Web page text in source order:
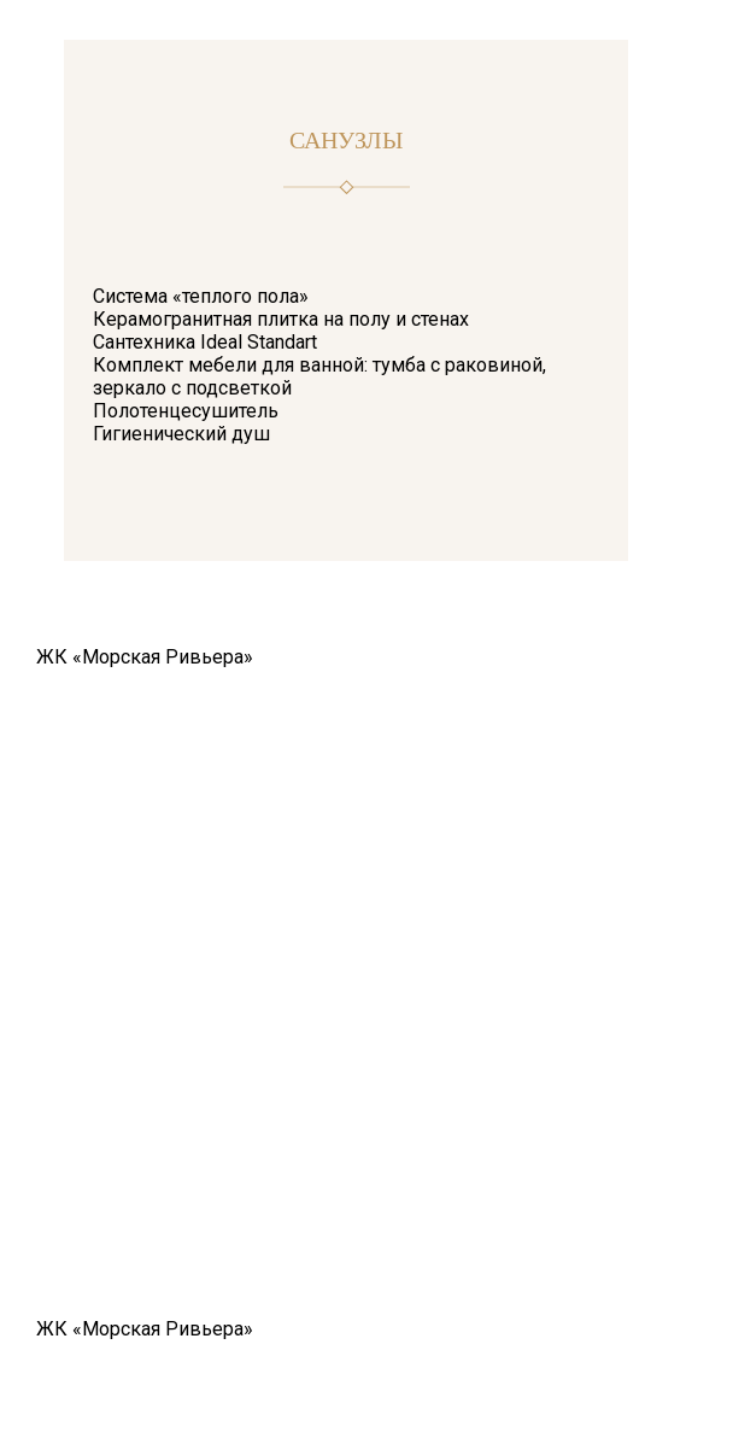
САНУЗЛЫ
Система «теплого пола»
Керамогранитная плитка на полу и стенах
Сантехника Ideal Standart
Комплект мебели для ванной: тумба с раковиной,
зеркало с подсветкой
Полотенцесушитель
Гигиенический душ